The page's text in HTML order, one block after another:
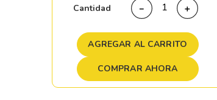
Cantidad ＋
－
AGREGAR AL CARRITO
COMPRAR AHORA